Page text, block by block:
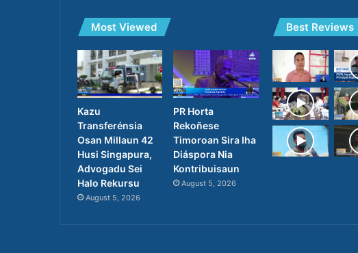
Most Viewed
Kazu
Transferénsia
Osan Millaun 42
Husi Singapura,
Advogadu Sei
Halo Rekursu
August 5, 2026
PR Horta
Rekoñese
Timoroan Sira Iha
Diáspora Nia
Kontribuisaun
August 5, 2026
Best Reviews